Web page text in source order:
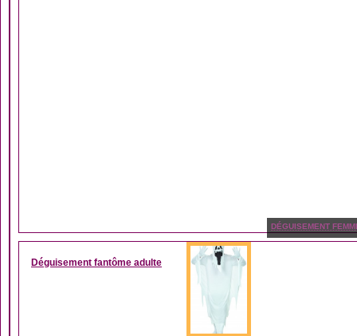
DÉGUISEMENT
Déguisement fantôme adulte